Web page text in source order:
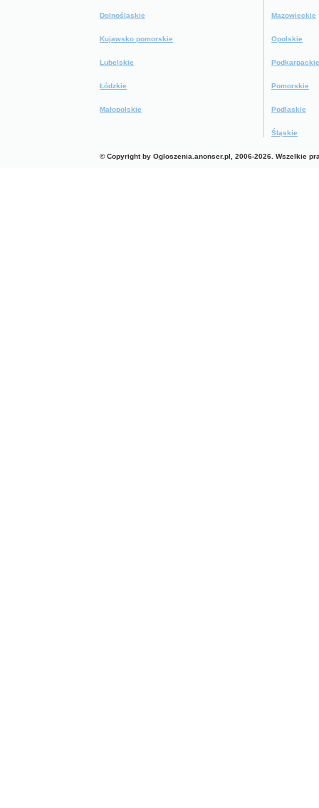
Dolnośląskie
Kujawsko pomorskie
Lubelskie
Łódzkie
Małopolskie
Mazowieckie
Opolskie
Podkarpackie
Pomorskie
Podlaskie
Śląskie
© Copyright by Ogloszenia.anonser.pl, 2006-2026. Wszelkie